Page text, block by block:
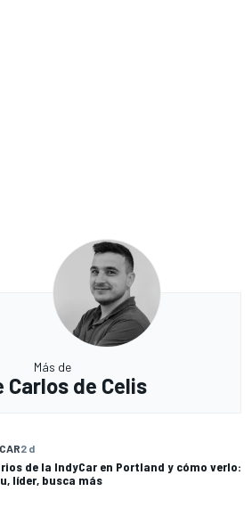
Más de
Carlos de Celis
2 d
de la IndyCar en Portland y cómo verlo:
líder, busca más